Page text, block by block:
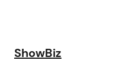
ShowBiz